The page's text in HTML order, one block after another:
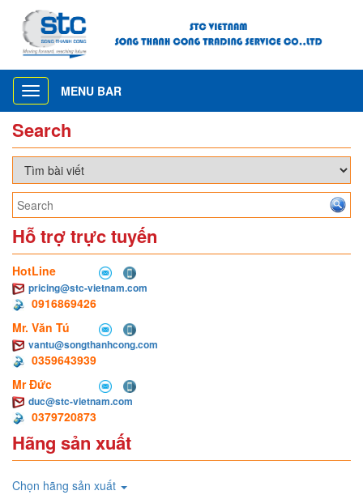
Toggle
navigation
MENU BAR
Search
Hỗ trợ trực tuyến
HotLine
pricing@stc-vietnam.com
0916869426
Mr. Văn Tú
vantu@songthanhcong.com
0359643939
Mr Đức
duc@stc-vietnam.com
0379720873
Hãng sản xuất
Chọn hãng sản xuất